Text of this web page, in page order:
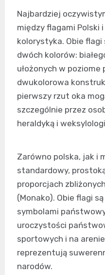
Najbardziej
między flagami Polski
kolorystyka. Obie flagi
dwóch kolorów:
ułożonych w poziome
dwukolorowa
pierwszy rzut oka
szczególnie przez
heraldyką i
Zarówno polska, jak i
standardowy,
proporcjach
(Monako). Obie flagi
symbolami
uroczystości
sportowych i na
reprezentują
narodów.